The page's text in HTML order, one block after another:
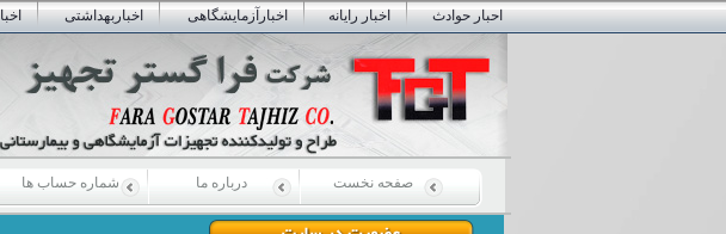
احبار حوادث اخبار رایانه اخبارآزمایشگاهی اخباربهداشتی
صفحه نخست درباره ما شماره حساب ها